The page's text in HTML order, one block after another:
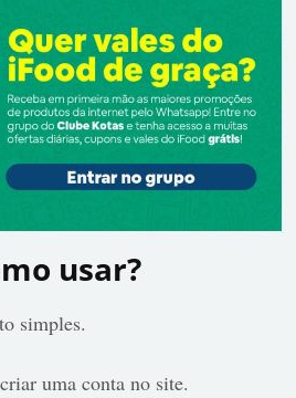
usar?
simples.
uma conta no site.